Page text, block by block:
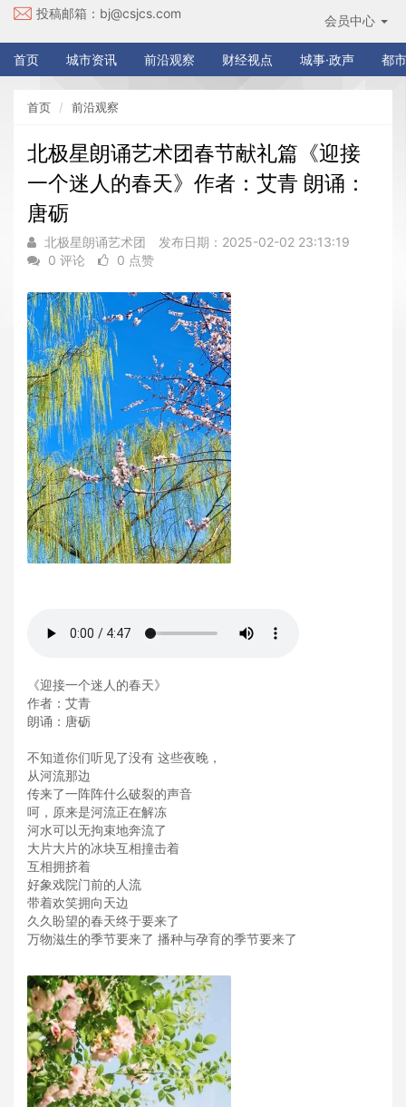
投稿邮箱： bj@csjcs.com 会员中心
首页 城市资讯 前沿观察 财经视点 城事·政声 都
首页 前沿观察
北极星朗诵艺术团春节献礼篇《迎接
一个迷人的春天》作者：艾青 朗诵：
唐砺
北极星朗诵艺术团
发布日期：2025-02-02 23:13:19
0 评论
0 点赞
《迎接一个迷人的春天》
作者：艾青
朗诵：唐砺
不知道你们听见了没有 这些夜晚，
从河流那边
传来了一阵阵什么破裂的声音
呵，原来是河流正在解冻
河水可以无拘束地奔流了
大片大片的冰块互相撞击着
互相拥挤着
好象戏院门前的人流
带着欢笑拥向天边
久久盼望的春天终于要来了
万物滋生的季节要来了 播种与孕育的季节要来了